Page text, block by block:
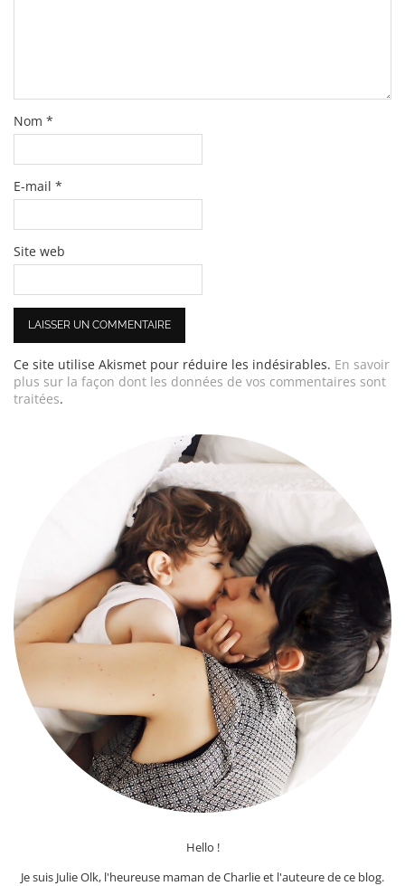
Nom *
E-mail *
Site web
Ce site utilise Akismet pour réduire les indésirables. En savoir
plus sur la façon dont les données de vos commentaires sont
traitées.
Hello !
Je suis Julie Olk, l'heureuse maman de Charlie et l'auteure de ce blog.